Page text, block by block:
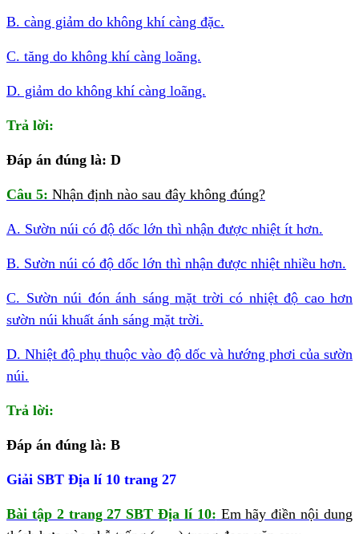
B. càng giảm do không khí càng đặc.
C. tăng do không khí càng loãng.
D. giảm do không khí càng loãng.
Trả lời:
Đáp án đúng là: D
Câu 5: Nhận định nào sau đây không đúng?
A. Sườn núi có độ dốc lớn thì nhận được nhiệt ít hơn.
B. Sườn núi có độ dốc lớn thì nhận được nhiệt nhiều hơn.
C. Sườn núi đón ánh sáng mặt trời có nhiệt độ cao hơn
sườn núi khuất ánh sáng mặt trời.
D. Nhiệt độ phụ thuộc vào độ dốc và hướng phơi của sườn
núi.
Trả lời:
Đáp án đúng là: B
Giải SBT Địa lí 10 trang 27
Bài tập 2 trang 27 SBT Địa lí 10: Em hãy điền nội dung